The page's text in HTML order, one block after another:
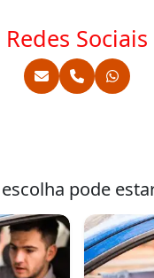
Redes Sociais
pode